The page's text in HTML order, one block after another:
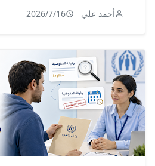
أحمد علي 2026/7/16